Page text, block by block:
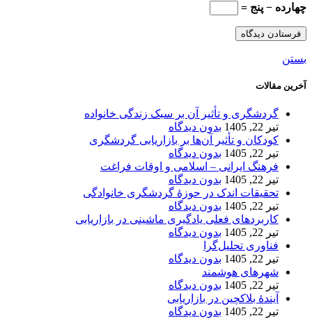
چهارده − پنج =
بستن
آخرین مقالات
گردشگری و تأثیر آن بر سبک زندگی خانواده
تیر 22, 1405
بدون دیدگاه
کودکان و تأثیر آن‌ها بر بازاریابی گردشگری
تیر 22, 1405
بدون دیدگاه
فرهنگ ایرانی – اسلامی و اوقات فراغت
تیر 22, 1405
بدون دیدگاه
تحقیقات اندک در حوزۀ گردشگری خانوادگی
تیر 22, 1405
بدون دیدگاه
کاربردهای فعلی یادگیری ماشینی در بازاریابی
تیر 22, 1405
بدون دیدگاه
فناوری تحلیل‌گرا
تیر 22, 1405
بدون دیدگاه
شهرهای هوشمند
تیر 22, 1405
بدون دیدگاه
آیندۀ بلاکچین در بازاریابی
تیر 22, 1405
بدون دیدگاه